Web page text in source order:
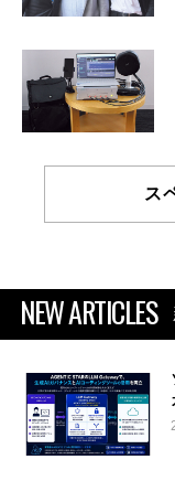
ス
NEW ARTICLES